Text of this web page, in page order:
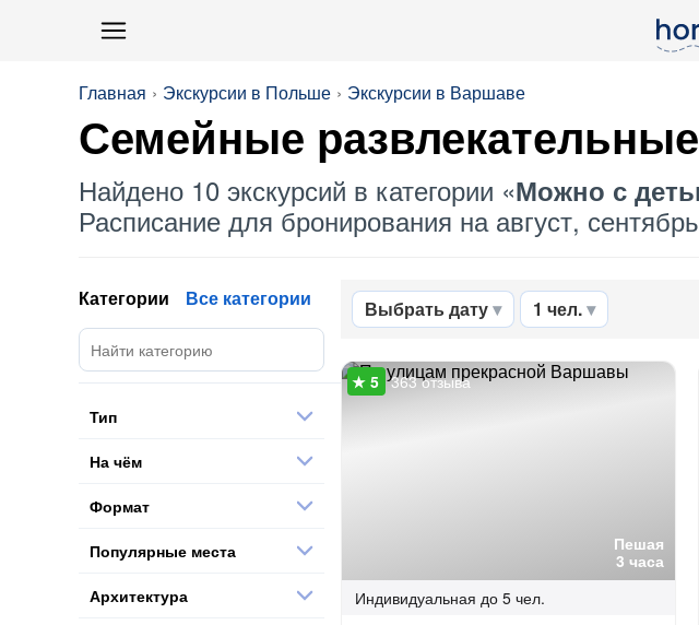
Главная Экскурсии в Польше Экскурсии в Варшаве
Семейные
Найдено 10 экскурсий в категории «Можно с
Расписание для бронирования на август,
Выбрать дату 1 чел.
Пешая
3 часа
363 отзыва
Индивидуальная до 5 чел.
Категории Все категории
Тип
На чём
Формат
Популярные места
Архитектура